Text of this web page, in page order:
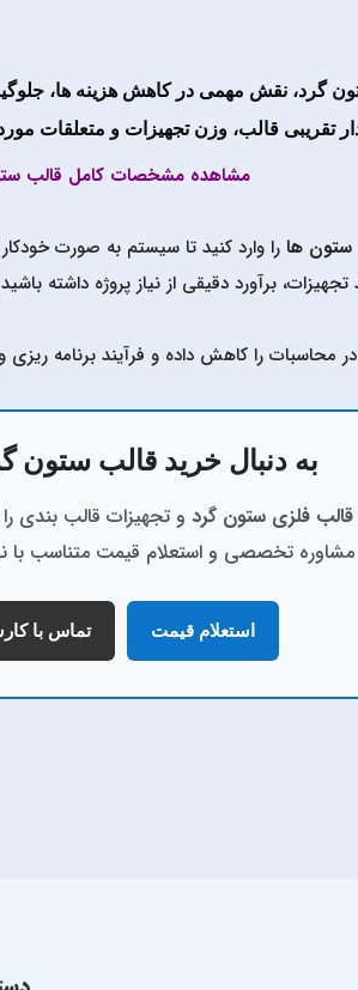
گرد، نقش مهمی در کاهش هزینه ها،
مقدار تقریبی قالب، وزن تجهیزات و متعلقات
مشاهده مشخصات کامل قالب
ستون ها را وارد کنید تا سیستم به صورت
برآورد دقیقی از نیاز پروژه داشته
در محاسبات را کاهش داده و فرآیند برنامه
به دنبال خرید قالب ستون
قالب فلزی ستون گرد و تجهیزات قالب بندی
مشاوره تخصصی و استعلام قیمت متناسب با
استعلام قیمت تماس با